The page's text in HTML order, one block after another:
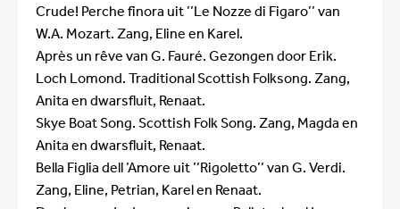
Crude! Perche finora uit ’’Le Nozze di Figaro’’ van
W.A. Mozart. Zang, Eline en Karel.
Après un rêve van G. Fauré. Gezongen door Erik.
Loch Lomond. Traditional Scottish Folksong. Zang,
Anita en dwarsfluit, Renaat.
Skye Boat Song. Scottish Folk Song. Zang, Magda en
Anita en dwarsfluit, Renaat.
Bella Figlia dell ’Amore uit ’’Rigoletto’’ van G. Verdi.
Zang, Eline, Petrian, Karel en Renaat.